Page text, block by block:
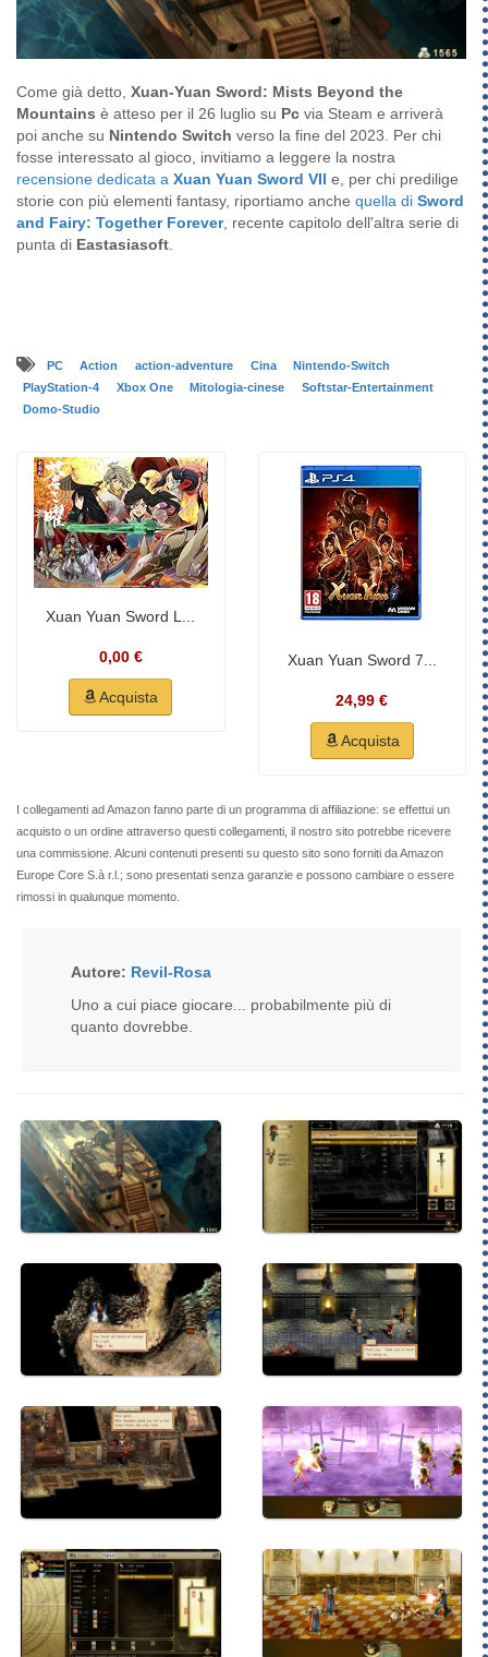
Come già detto, Xuan-Yuan Sword: Mists Beyond the
Mountains è atteso per il 26 luglio su Pc via Steam e arriverà
poi anche su Nintendo Switch verso la fine del 2023. Per chi
fosse interessato al gioco, invitiamo a leggere la nostra
recensione dedicata a Xuan Yuan Sword VII e, per chi predilige
storie con più elementi fantasy, riportiamo anche quella di Sword
and Fairy: Together Forever, recente capitolo dell'altra serie di
punta di Eastasiasoft
PC Action action-adventure Cina
Nintendo-Switch
PlayStation-4
Xbox One Mitologia-cinese
Softstar-Entertainment
Domo-Studio
Xuan Yuan Sword L...
0,00 €
Acquista
Xuan Yuan Sword 7...
24,99 €
Acquista
I collegamenti ad Amazon fanno parte di un programma di affiliazione: se effettui un
acquisto o un ordine attraverso questi collegamenti, il nostro sito potrebbe ricevere
una commissione. Alcuni contenuti presenti su questo sito sono forniti da Amazon
Europe Core S.à r.l.; sono presentati senza garanzie e possono cambiare o essere
rimossi in qualunque momento.
Autore: Revil-Rosa
Uno a cui piace giocare... probabilmente più di
quanto dovrebbe.